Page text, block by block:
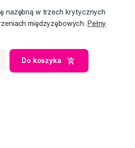
nazębną w trzech krytycznych
międzyzębowych. Pełny
Do koszyka